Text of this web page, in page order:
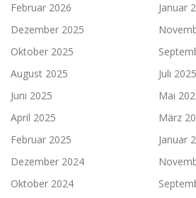
Februar 2026
Januar
Dezember 2025
Oktober 2025
August 2025
Juli 2025
Juni 2025
Mai
April 2025
März
Februar 2025
Januar
Dezember 2024
Oktober 2024